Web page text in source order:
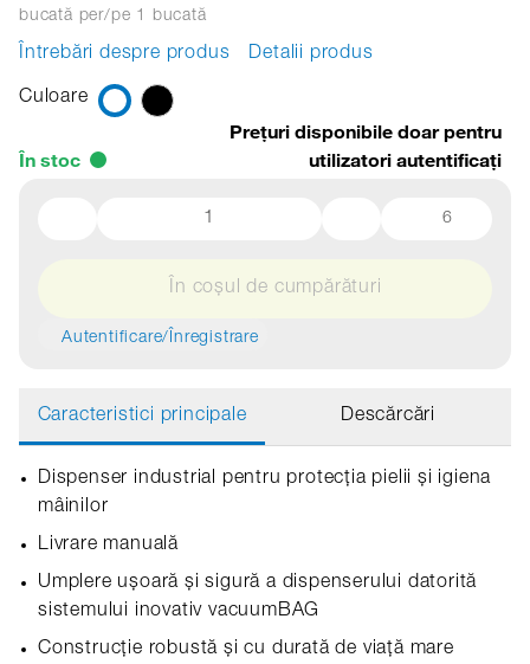
bucată per/pe 1 bucată
Întrebări despre produs Detalii produs
Culoare
În stoc
Prețuri disponibile doar pentru
utilizatori autentificați
6
În coșul de cumpărături
Autentificare/Înregistrare
Caracteristici principale Descărcări
Dispenser industrial pentru protecția pielii și igiena
mâinilor
Livrare manuală
Umplere ușoară și sigură a dispenserului datorită
sistemului inovativ vacuumBAG
Construcție robustă și cu durată de viață mare